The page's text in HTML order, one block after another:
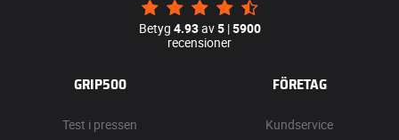
Betyg 4.93av5|5900
recensioner
GRIP500
Test i pressen
FÖRETAG
Kundservice